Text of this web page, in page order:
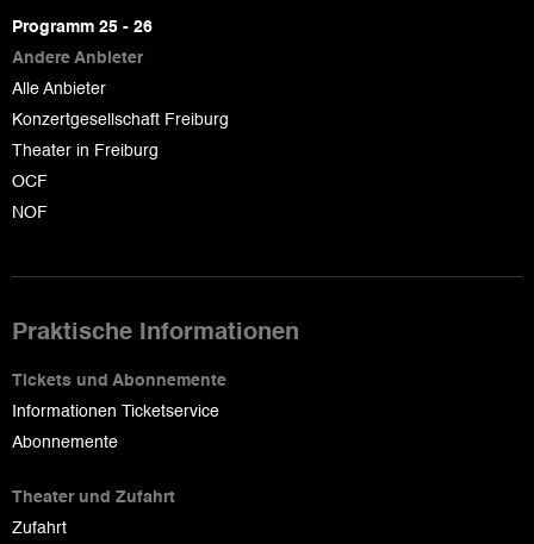
page
Programm 25 - 26
Andere Anbieter
Alle Anbieter
Konzertgesellschaft Freiburg
Theater in Freiburg
OCF
NOF
Praktische Informationen
Tickets und Abonnemente
Informationen Ticketservice
Abonnemente
Theater und Zufahrt
Zufahrt